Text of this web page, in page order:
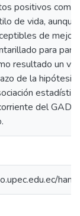
positivos como
de vida,
de
para
resultado un
de la hipótesis
del GAD